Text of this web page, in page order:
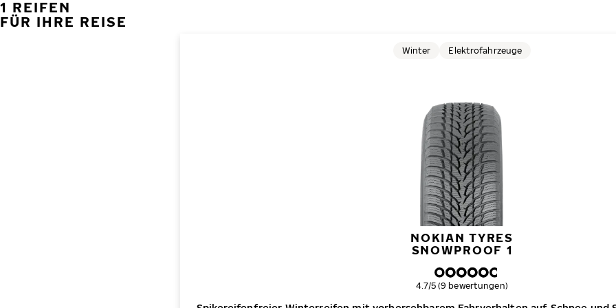
1 REIFEN
FÜR IHRE REISE
NOKIAN TYRES
SNOWPROOF 1
Winter Elektrofahrzeuge
Gesamtbewertung
4.7/5 (9 bewertungen)